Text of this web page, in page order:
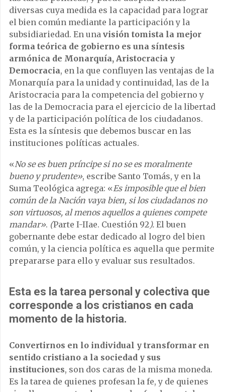
diversas cuya medida es la capacidad para lograr
el bien común mediante la participación y la
subsidiariedad. En una visión tomista la mejor
forma teórica de gobierno es una síntesis
armónica de Monarquía, Aristocracia y
Democracia, en la que confluyen las ventajas de la
Monarquía para la unidad y continuidad, las de la
Aristocracia para la competencia del gobierno y
las de la Democracia para el ejercicio de la libertad
y de la participación política de los ciudadanos.
Esta es la síntesis que debemos buscar en las
instituciones políticas actuales.
«No se es buen príncipe si no se es moralmente
bueno y prudente», escribe Santo Tomás, y en la
Suma Teológica agrega: «Es imposible que el bien
común de la Nación vaya bien, si los ciudadanos no
son virtuosos, al menos aquellos a quienes compete
mandar». (Parte I-IIae. Cuestión 92 ). El buen
gobernante debe estar dedicado al logro del bien
común, y la ciencia política es aquella que permite
prepararse para ello y evaluar sus resultados.
Esta es la tarea personal y colectiva que
corresponde a los cristianos en cada
momento de la historia.
Convertirnos en lo individual y transformar en
sentido cristiano a la sociedad y sus
instituciones, son dos caras de la misma moneda.
Es la tarea de quienes profesan la fe, y de quienes